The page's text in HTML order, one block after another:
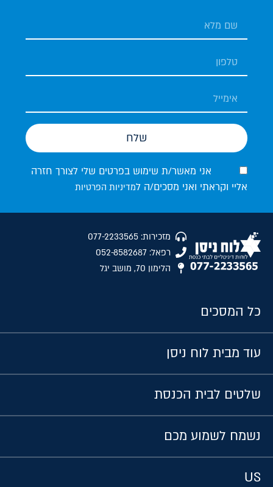
אני מאשר/ת שימוש בפרטים שלי לצורך חזרה
אליי וקראתי ואני מסכים/ה למדיניות הפרטיות
שלח
מזכירות: 077-2233565
רפאל: 052-8582687
הלימון 70, מושב יגל
כל המסכים
עוד מבית לוח ניסן
שלטים לבית הכנסת
נשמח לשמוע מכם
US